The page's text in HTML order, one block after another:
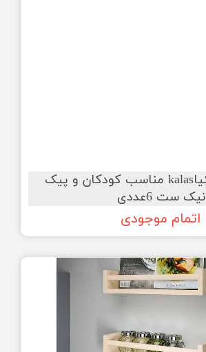
کاسه رنگی ایکیاkalas مناسب کودکان و پیک
نیک ست 6عددی
اتمام موجودی